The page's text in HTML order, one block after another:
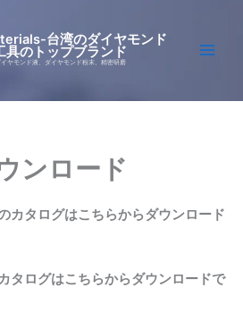
台湾のダイヤモンド
具のトップブランド
ヤモンド液、ダイヤモンド粉末、精密研磨
ンロード
カタログはこちらからダウンロード
タログはこちらからダウンロードで